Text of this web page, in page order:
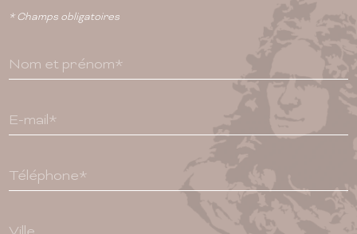
* Champs obligatoires
Nom et prénom*
E-mail*
Téléphone*